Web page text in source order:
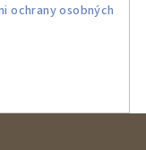
ochrany osobných